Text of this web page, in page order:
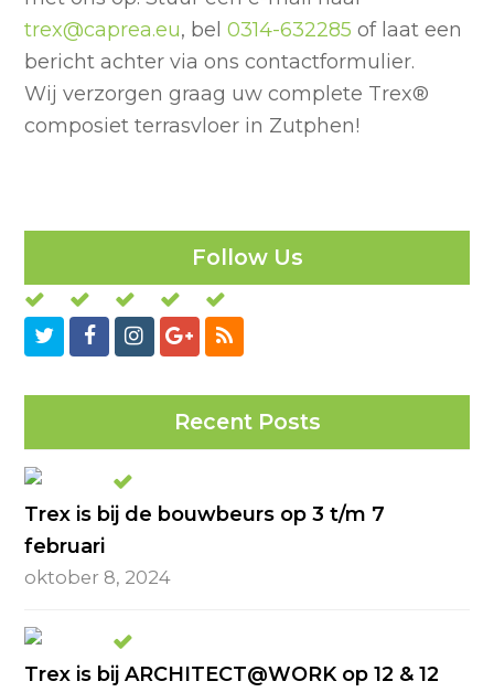
trex@caprea.eu, bel0314-632285 of laat een
bericht achter via ons contactformulier.
Wij verzorgen graag uw complete Trex®
composiet terrasvloer in Zutphen!
Follow Us
TwitterFacebookInstagramGooglePlus
RSS
Recent Posts
Trex is bij de bouwbeurs op 3 t/m 7
februari
oktober 8, 2024
Trex is bij ARCHITECT@WORK op 12 & 12